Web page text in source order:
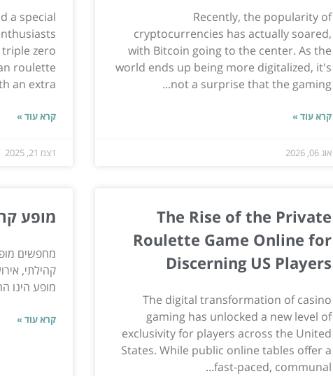
Recently, the popularity of
cryptocurrencies has actually soared,
with Bitcoin going to the center. As the
world ends up being more digitalized, it's
not a surprise that the gaming...
קרא עוד »
אוג 06, 2026
a special
zero
roulette
an extra...
קרא עוד »
דצמ 21, 2025
The Rise of the Private
Roulette Game Online for
Discerning US Players
The digital transformation of casino
gaming has unlocked a new level of
exclusivity for players across the United
States. While public online tables offer a
fast-paced, communal...
מופע
מחפשים
קהילתי,
מופע הינו
קרא עוד »